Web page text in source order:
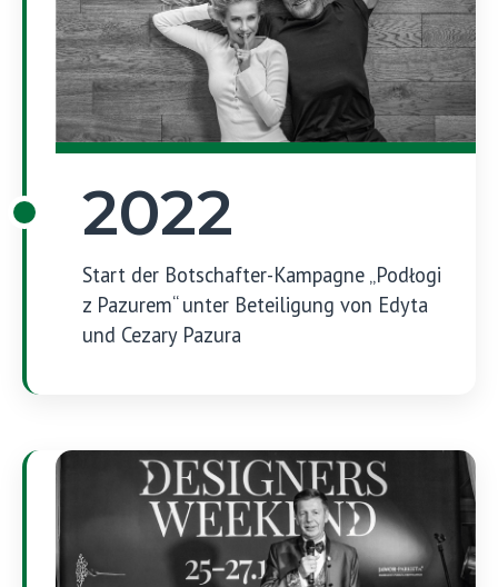
2022
Start der Botschafter-Kampagne „Podłogi
z Pazurem“ unter Beteiligung von Edyta
und Cezary Pazura